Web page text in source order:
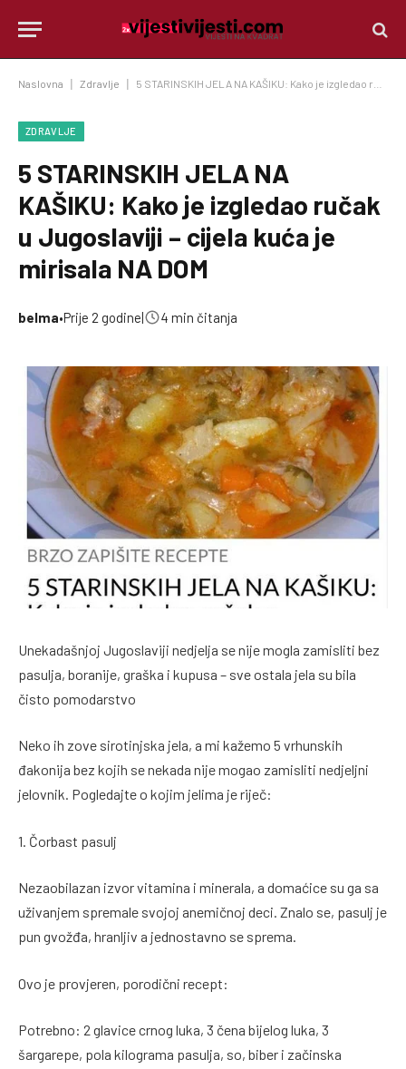
Naslovna Zdravlje 5 STARINSKIH JELA NA KAŠIKU: Kako je izgledao ručak u Jugoslaviji – cijela kuća je mirisala NA DOM
ZDRAVLJE
5 STARINSKIH JELA NA
KAŠIKU: Kako je izgledao ručak
u Jugoslaviji – cijela kuća je
mirisala NA DOM
belma•Prije 2 godine| 4 min čitanja
Unekadašnjoj Jugoslaviji nedjelja se nije mogla zamisliti bez
pasulja, boranije, graška i kupusa – sve ostala jela su bila
čisto pomodarstvo
Neko ih zove sirotinjska jela, a mi kažemo 5 vrhunskih
đakonija bez kojih se nekada nije mogao zamisliti nedjeljni
jelovnik. Pogledajte o kojim jelima je riječ:
1. Čorbast pasulj
Nezaobilazan izvor vitamina i minerala, a domaćice su ga sa
uživanjem spremale svojoj anemičnoj deci. Znalo se, pasulj je
pun gvožđa, hranljiv a jednostavno se sprema.
Ovo je provjeren, porodični recept:
Potrebno: 2 glavice crnog luka, 3 čena bijelog luka, 3
šargarepe, pola kilograma pasulja, so, biber i začinska